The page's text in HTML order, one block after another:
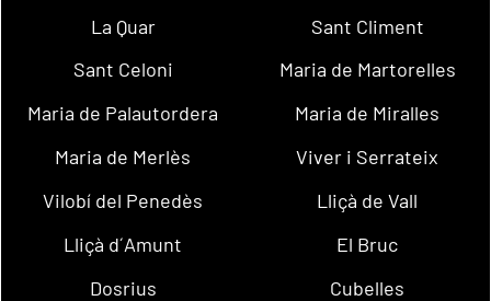
La Quar
Sant Climent
Sant Celoni
Maria de Martorelles
Maria de Palautordera
Maria de Miralles
Maria de Merlès
Viver i Serrateix
Vilobí del Penedès
Lliçà de Vall
Lliçà d´Amunt
El Bruc
Dosrius
Cubelles